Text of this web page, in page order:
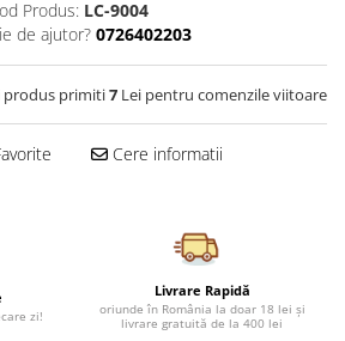
160x200cm
Produs: LC-9004
de ajutor? 0726402203
produs primiti7 Lei pentru comenzile viitoare
Cere informatii
zi!
Livrare Rapidă
oriunde în România la doar 18 lei și
livrare gratuită de la 400 lei